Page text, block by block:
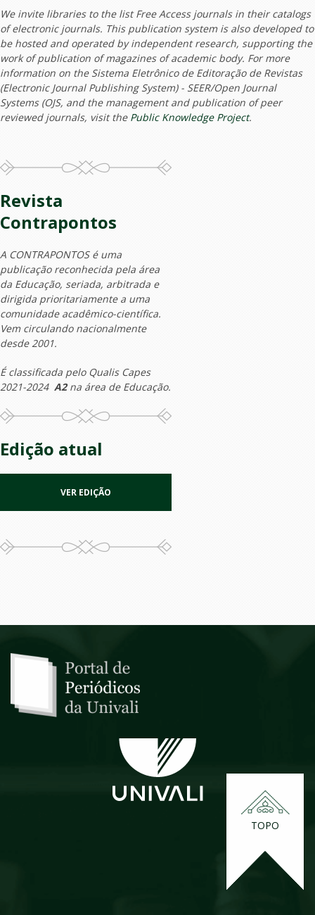
We invite libraries to the list Free Access journals in their catalogs
of electronic journals. This publication system is also developed to
be hosted and operated by independent research, supporting the
work of publication of magazines of academic body. For more
information on the Sistema Eletrônico de Editoração de Revistas
(Electronic Journal Publishing System) - SEER/Open Journal
Systems (OJS, and the management and publication of peer
reviewed journals, visit the Public Knowledge Project.
Revista
Contrapontos
A CONTRAPONTOS é uma
publicação reconhecida pela área
da Educação, seriada, arbitrada e
dirigida prioritariamente a uma
comunidade acadêmico-científica.
Vem circulando nacionalmente
desde 2001.
É classificada pelo Qualis Capes
2021-2024 A2na área de Educação.
Edição atual
VER EDIÇÃO
TOPO